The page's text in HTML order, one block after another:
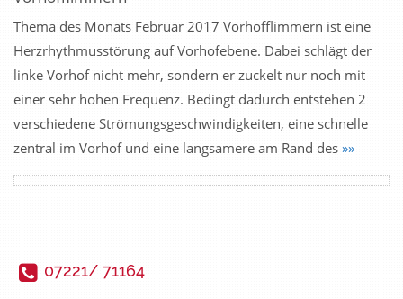
Thema des Monats Februar 2017 Vorhofflimmern ist eine
Herzrhythmusstörung auf Vorhofebene. Dabei schlägt der
linke Vorhof nicht mehr, sondern er zuckelt nur noch mit
einer sehr hohen Frequenz. Bedingt dadurch entstehen 2
verschiedene Strömungsgeschwindigkeiten, eine schnelle
zentral im Vorhof und eine langsamere am Rand des »»
07221/ 71164